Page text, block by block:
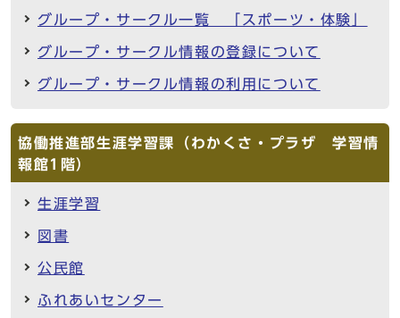
グループ・サークル一覧 「スポーツ・体験」
グループ・サークル情報の登録について
グループ・サークル情報の利用について
協働推進部生涯学習課（わかくさ・プラザ 学習情
報館1階）
生涯学習
図書
公民館
ふれあいセンター